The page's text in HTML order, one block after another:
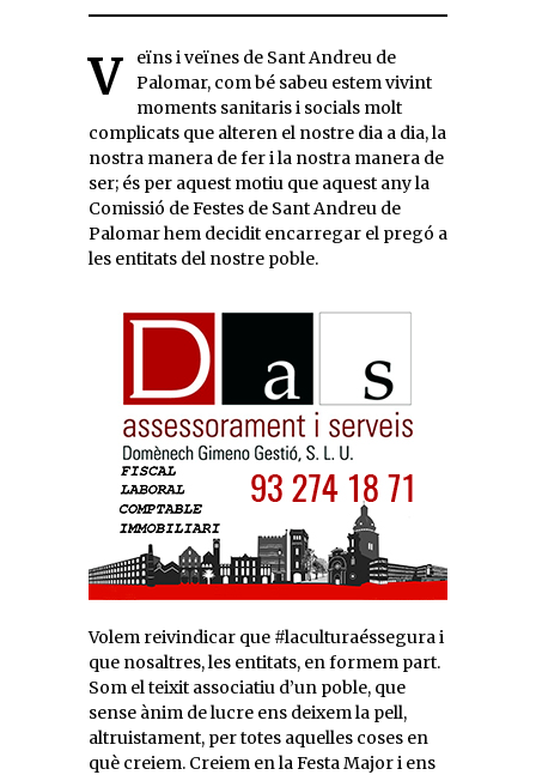
Veïns i veïnes de Sant Andreu de
Palomar, com bé sabeu estem vivint
moments sanitaris i socials molt
complicats que alteren el nostre dia a dia, la
nostra manera de fer i la nostra manera de
ser; és per aquest motiu que aquest any la
Comissió de Festes de Sant Andreu de
Palomar hem decidit encarregar el pregó a
les entitats del nostre poble.
Volem reivindicar que #laculturaéssegura i
que nosaltres, les entitats, en formem part.
Som el teixit associatiu d’un poble, que
sense ànim de lucre ens deixem la pell,
altruistament, per totes aquelles coses en
què creiem. Creiem en la Festa Major i ens